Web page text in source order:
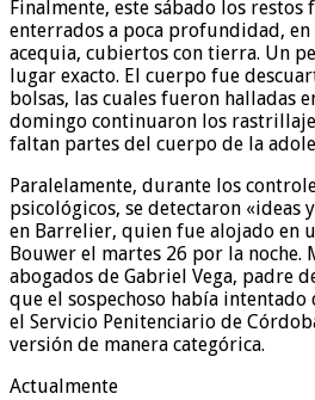
Finalmente, este sábado los
enterrados a poca profundidad, en
acequia, cubiertos con tierra. Un
lugar exacto. El cuerpo fue
bolsas, las cuales fueron halladas
domingo continuaron los
faltan partes del cuerpo de la
Paralelamente, durante los
psicológicos, se detectaron «ideas
en Barrelier, quien fue alojado en
Bouwer el martes 26 por la noche.
abogados de Gabriel Vega, padre
que el sospechoso había
el Servicio Penitenciario de
versión de manera categórica.
Actualmente